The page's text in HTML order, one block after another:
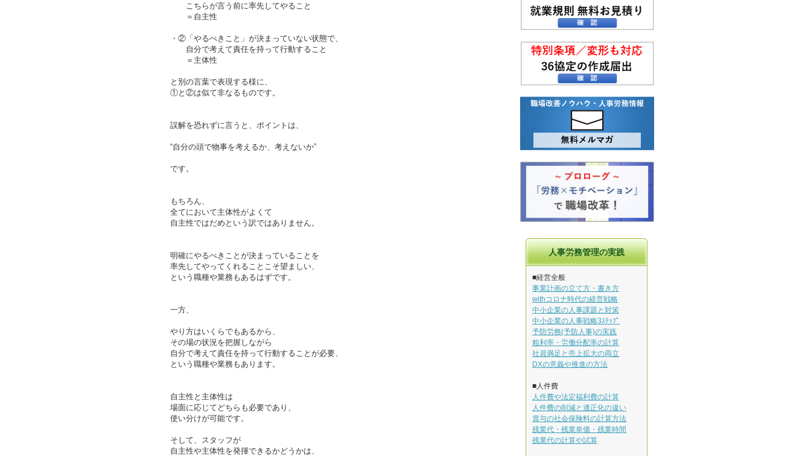
こちらが言う前に率先してやること
＝自主性
・②「やるべきこと」が決まっていない状態で、
自分で考えて責任を持って行動すること
＝主体性
と別の言葉で表現する様に、
①と②は似て非なるものです。
誤解を恐れずに言うと、ポイントは、
“自分の頭で物事を考えるか、考えないか”
です。
もちろん、
全てにおいて主体性がよくて
自主性ではだめという訳ではありません。
明確にやるべきことが決まっていることを
率先してやってくれることこそ望ましい、
という職種や業務もあるはずです。
一方、
やり方はいくらでもあるから、
その場の状況を把握しながら
自分で考えて責任を持って行動することが必要、
という職種や業務もあります。
自主性と主体性は
場面に応じてどちらも必要であり、
使い分けが可能です。
そして、スタッフが
自主性や主体性を発揮できるかどうかは、
人事労務管理の実践
■経営全般
事業計画の立て方・書き方
withコロナ時代の経営戦略
中小企業の人事課題と対策
中小企業の人事戦略3ｽﾃｯﾌﾟ
予防労務(予防人事)の実践
粗利率・労働分配率の計算
社員満足と売上拡大の両立
DXの意義や推進の方法
■人件費
人件費や法定福利費の計算
人件費の削減と適正化の違い
賞与の社会保険料の計算方法
残業代・残業単価・残業時間
残業代の計算や試算